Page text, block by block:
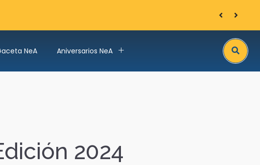
Arnaud
NeA Aniversarios NeA
Search
2024